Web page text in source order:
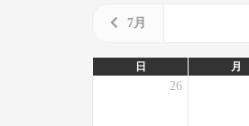
7月
日 月
26